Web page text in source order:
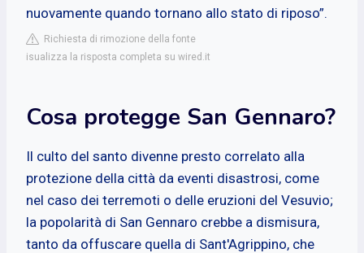
nuovamente quando tornano allo stato di riposo”.
Richiesta di rimozione della fonte
isualizza la risposta completa su wired.it
Cosa protegge San Gennaro?
Il culto del santo divenne presto correlato alla
protezione della città da eventi disastrosi, come
nel caso dei terremoti o delle eruzioni del Vesuvio;
la popolarità di San Gennaro crebbe a dismisura,
tanto da offuscare quella di Sant'Agrippino, che